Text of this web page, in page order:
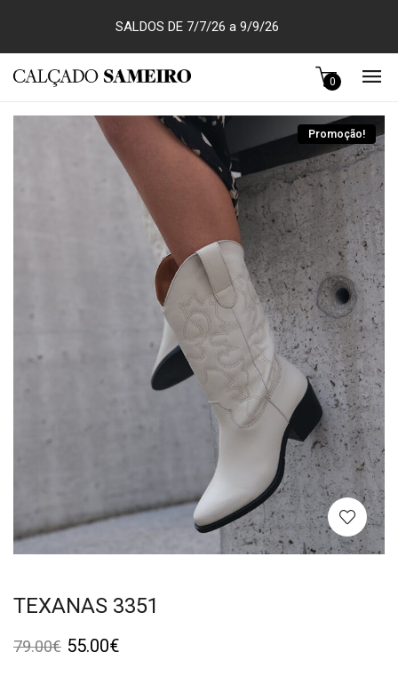
SALDOS DE 7/7/26 a 9/9/26
0
Promoção!
TEXANAS 3351
79.00€ 55.00€